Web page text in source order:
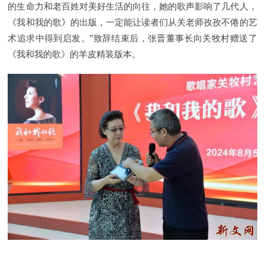
的生命力和老百姓对美好生活的向往，她的歌声影响了几代人，
《我和我的歌》的出版，一定能让读者们从关老师孜孜不倦的艺
术追求中得到启发。”致辞结束后，张晋董事长向关牧村赠送了
《我和我的歌》的羊皮精装版本。